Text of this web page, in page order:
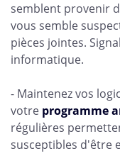
semblent provenir
vous semble
pièces jointes.
informatique.
- Maintenez vos
votre programme
régulières
susceptibles d'être